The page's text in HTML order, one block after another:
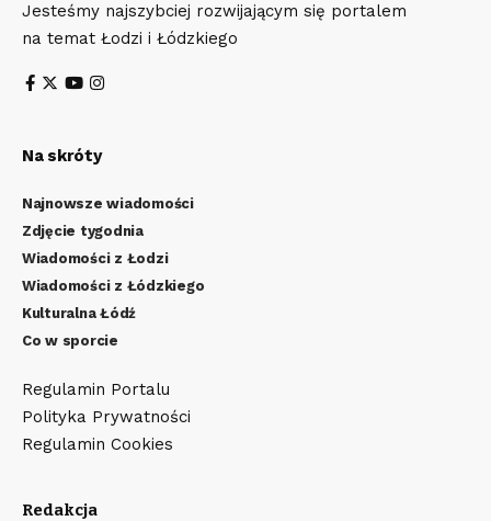
Jesteśmy najszybciej rozwijającym się portalem
na temat Łodzi i Łódzkiego
Na skróty
Najnowsze wiadomości
Zdjęcie tygodnia
Wiadomości z Łodzi
Wiadomości z Łódzkiego
Kulturalna Łódź
Co w sporcie
Regulamin Portalu
Polityka Prywatności
Regulamin Cookies
Redakcja